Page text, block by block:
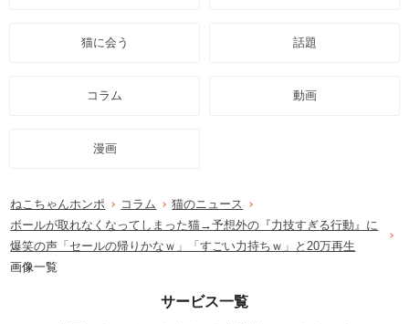
猫に会う 話題
コラム 動画
漫画
ねこちゃんホンポ コラム
猫のニュース
ボールが取れなくなってしまった猫→予想外の『力技すぎる行動』に
爆笑の声「セールの帰りかなｗ」「すごい力持ちｗ」と20万再生
画像一覧
サービス一覧